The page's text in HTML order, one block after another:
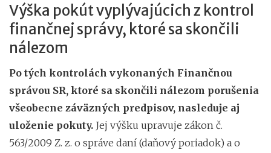
Výška pokút vyplývajúcich z kontrol
finančnej správy, ktoré sa skončili
nálezom
Po tých kontrolách vykonaných Finančnou
správou SR, ktoré sa skončili nálezom porušenia
všeobecne záväzných predpisov, nasleduje aj
uloženie pokuty. Jej výšku upravuje zákon č.
563/2009 Z. z. o správe daní (daňový poriadok) a o